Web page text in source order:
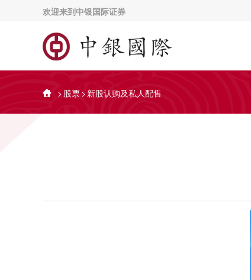
欢迎来到中银国际证券
> 股票> 新股认购及私人配售